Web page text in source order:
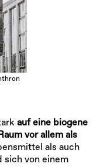
auf eine biogene
vor allem als
als auch
sich von einem